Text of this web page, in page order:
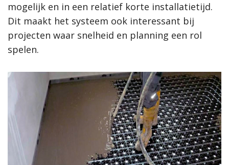
mogelijk en in een relatief korte installatietijd.
Dit maakt het systeem ook interessant bij
projecten waar snelheid en planning een rol
spelen.